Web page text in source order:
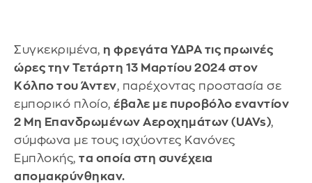
Συγκεκριμένα, η φρεγάτα ΥΔΡΑ τις πρωινές
ώρες την Τετάρτη 13 Μαρτίου 2024 στον
Κόλπο του Άντεν, παρέχοντας προστασία σε
εμπορικό πλοίο, έβαλε με πυροβόλο εναντίον
2 Μη Επανδρωμένων Αεροχημάτων (UAVs),
σύμφωνα με τους ισχύοντες Κανόνες
Εμπλοκής, τα οποία στη συνέχεια
απομακρύνθηκαν.